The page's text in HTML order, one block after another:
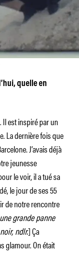
quelle en
Il est inspiré par un
La dernière fois que
J’avais déjà
jeunesse
le voir, il a tué sa
le jour de ses 55
de notre rencontre
une grande panne
ndlr.] Ça
glamour. On était